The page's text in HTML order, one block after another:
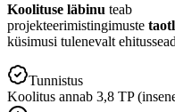
Koolituse läbinu teab
projekteerimistingimuste
küsimusi tulenevalt
Tunnistus
Koolitus annab 3,8 TP